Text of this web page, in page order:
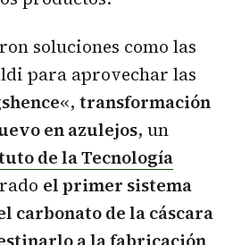
soluciones como las
para aprovechar las
«, transformación
en azulejos, un
de la Tecnología
el primer sistema
carbonato de la cáscara